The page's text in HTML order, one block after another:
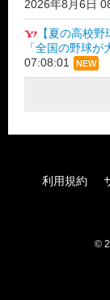
2026年8月6日
【夏の高校
「全国の野球が
07:08:01
NEW
利用規約
©